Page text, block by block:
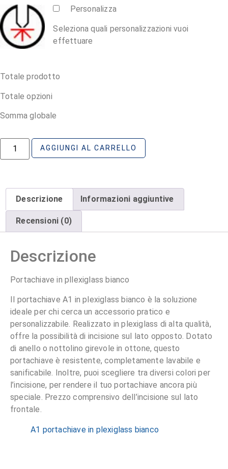
Personalizza
Seleziona quali personalizzazioni vuoi
effettuare
Totale prodotto
Totale opzioni
Somma globale
AGGIUNGI AL CARRELLO
Descrizione Informazioni aggiuntive
Recensioni (0)
Descrizione
Portachiave in pllexiglass bianco
Il portachiave A1 in plexiglass bianco è la soluzione
ideale per chi cerca un accessorio pratico e
personalizzabile. Realizzato in plexiglass di alta qualità,
offre la possibilità di incisione sul lato opposto. Dotato
di anello o nottolino girevole in ottone, questo
portachiave è resistente, completamente lavabile e
sanificabile. Inoltre, puoi scegliere tra diversi colori per
l’incisione, per rendere il tuo portachiave ancora più
speciale. Prezzo comprensivo dell’incisione sul lato
frontale.
A1 portachiave in plexiglass bianco